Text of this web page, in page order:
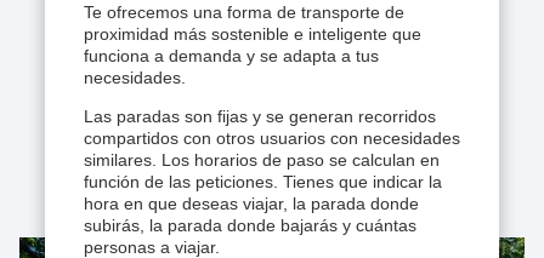
Aplicación elMeuBus
Información práctica
Te ofrecemos una forma de transporte de
proximidad más sostenible e inteligente que
funciona a demanda y se adapta a tus
necesidades.
Las paradas son fijas y se generan recorridos
compartidos con otros usuarios con necesidades
similares. Los horarios de paso se calculan en
función de las peticiones. Tienes que indicar la
hora en que deseas viajar, la parada donde
subirás, la parada donde bajarás y cuántas
personas a viajar.